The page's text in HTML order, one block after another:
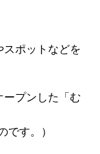
ポットなどを
プンした「む
です。）